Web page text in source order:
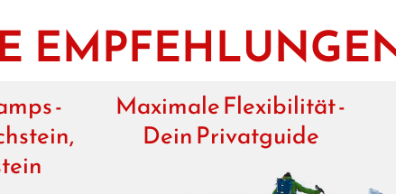
-
Maximale Flexibilität -
Dein Privatguide